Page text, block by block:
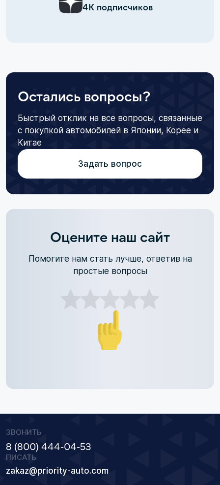
4К подписчиков
Остались вопросы?
Быстрый отклик на все вопросы, связанные
с покупкой автомобилей в Японии, Корее и
Китае
Задать вопрос
Оцените наш сайт
Помогите нам стать лучше, ответив на
простые вопросы
ЗВОНИТЬ
8 (800) 444-04-53
ПИСАТЬ
zakaz@priority-auto.com